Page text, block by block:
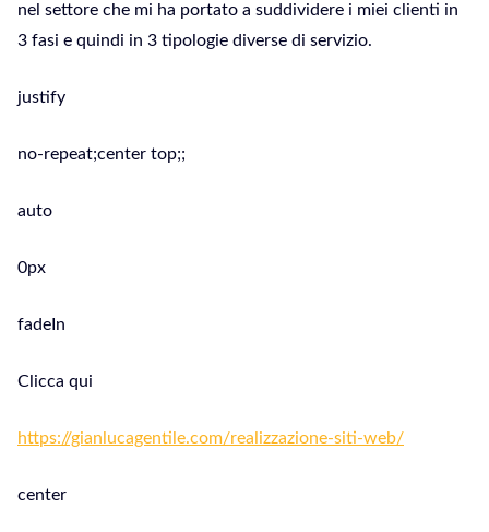
nel settore che mi ha portato a suddividere i miei clienti in
3 fasi e quindi in 3 tipologie diverse di servizio.
justify
no-repeat;center top;;
auto
0px
fadeIn
Clicca qui
https://gianlucagentile.com/realizzazione-siti-web/
center